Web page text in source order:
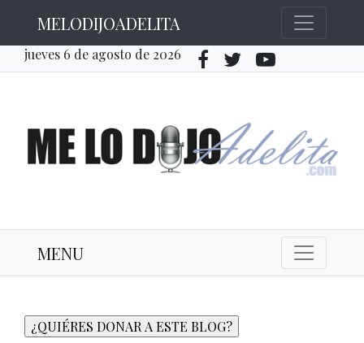
MELODIJOADELITA
jueves 6 de agosto de 2026
MENU